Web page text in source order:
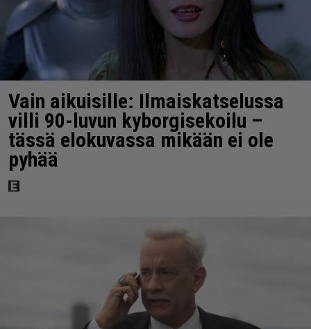
Vain aikuisille: Ilmaiskatselussa
villi 90-luvun kyborgisekoilu –
tässä elokuvassa mikään ei ole
pyhää